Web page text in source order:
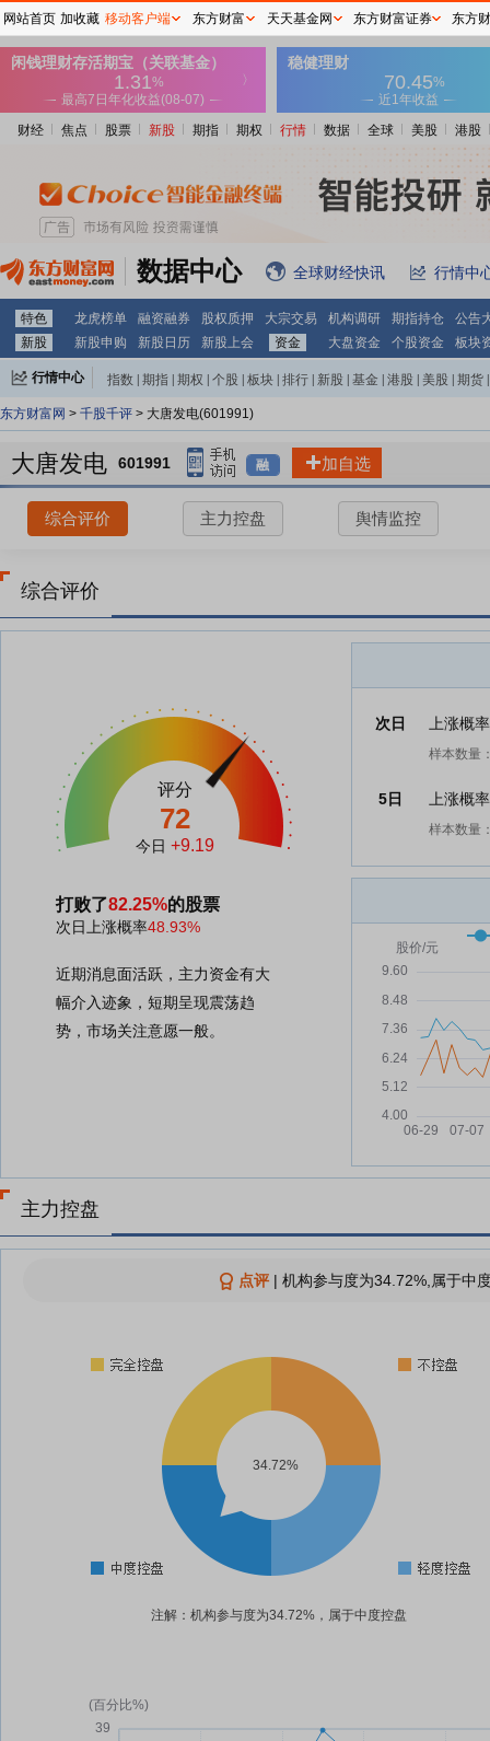
财经 焦点 股票 新股 期指 期权 行情 数据 全球 美股 港股
数据中心 全球财经快讯 行情中
特色 龙虎榜单 融资融券 股权质押 大宗交易 机构调研 期指持仓
公告
新股
新股申购 新股日历 新股上会 资金 大盘资金 个股资金 板块
行情中心 指数 期指 期权 个股 板块 排行 新股 基金 港股 美股 期货
东方财富网 > 千股千评 > 大唐发电(601991)
大唐发电 601991 融 加自选
综合评价 主力控盘 舆情监控
综合评价
评分
72
今日 +9.19
打败了82.25%的股票
次日上涨概率48.93%
近期消息面活跃，主力资金有大
幅介入迹象，短期呈现震荡趋
势，市场关注意愿一般。
次日 上涨概
样本数量
5日 上涨概
样本数量
主力控盘
点评| 机构参与度为34.72%,属于中
34.72%
注解：机构参与度为34.72%，属于中度控盘
网站首页 加收藏 移动客户端 东方财富 天天基金网 东方财富证券 东方